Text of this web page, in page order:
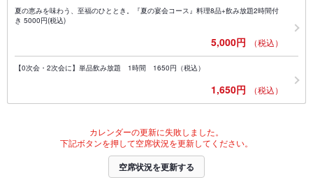
夏の恵みを味わう、至福のひととき。『夏の宴会コース』料理8品+飲み放題2時間付
き 5000円(税込)
5,000円 （税込）
【0次会・2次会に】単品飲み放題 1時間 1650円（税込）
1,650円 （税込）
カレンダーの更新に失敗しました。
下記ボタンを押して空席状況を更新してください。
空席状況を更新する